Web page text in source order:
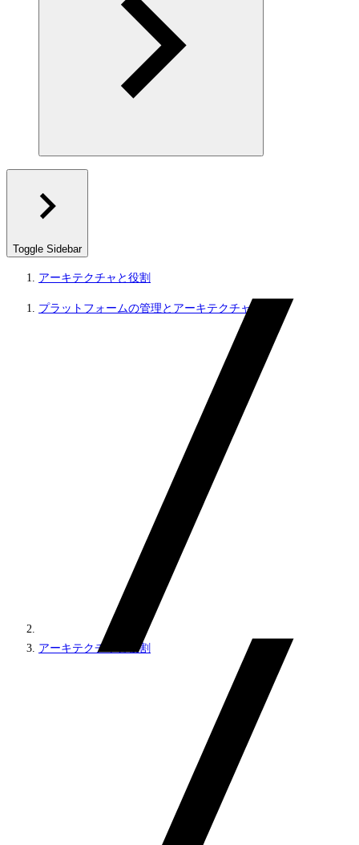
Toggle Sidebar
アーキテクチャと役割
プラットフォームの管理とアーキテクチャ
アーキテクチャと役割